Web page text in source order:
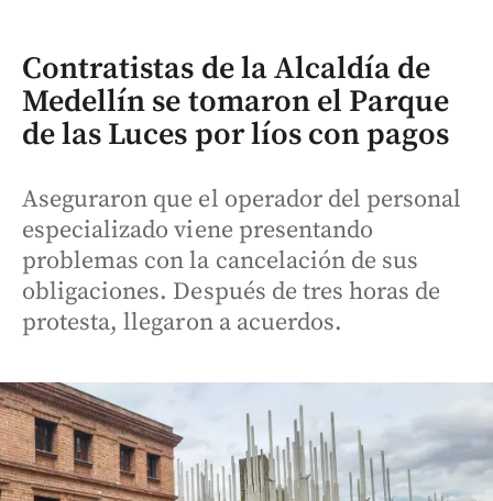
Contratistas de la Alcaldía de
Medellín se tomaron el Parque
de las Luces por líos con pagos
Aseguraron que el operador del personal
especializado viene presentando
problemas con la cancelación de sus
obligaciones. Después de tres horas de
protesta, llegaron a acuerdos.